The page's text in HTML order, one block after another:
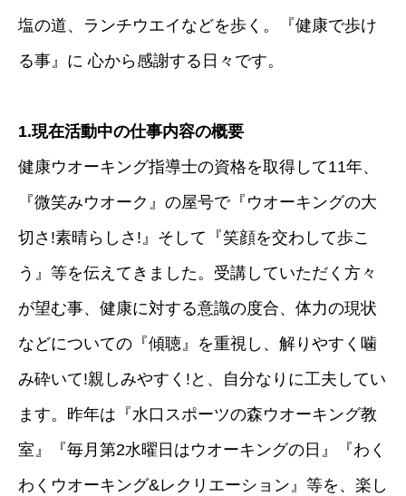
塩の道、ランチウエイなどを歩く。『健康で歩け
る事』に 心から感謝する日々です。
1.現在活動中の仕事内容の概要
健康ウオーキング指導士の資格を取得して11年、
『微笑みウオーク』の屋号で『ウオーキングの大
切さ!素晴らしさ!』そして『笑顔を交わして歩こ
う』等を伝えてきました。受講していただく方々
が望む事、健康に対する意識の度合、体力の現状
などについての『傾聴』を重視し、解りやすく噛
み砕いて!親しみやすく!と、自分なりに工夫してい
ます。昨年は『水口スポーツの森ウオーキング教
室』『毎月第2水曜日はウオーキングの日』『わく
わくウオーキング&レクリエーション』等を、楽し